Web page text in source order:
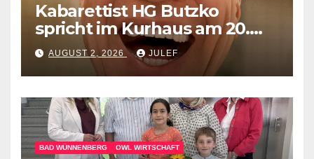
Kabarettist HG Butzko
spricht im Kurhaus am 20.
September Klartext –
menschlich anstatt mit KI
AUGUST 2, 2026 JULEF
BAD WÜNNENBERG OWL WIRTSCHAFT